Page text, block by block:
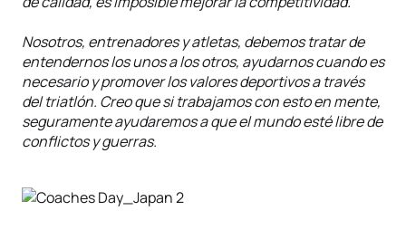
Nosotros, entrenadores y atletas, debemos tratar de
entendernos los unos a los otros, ayudarnos cuando es
necesario y promover los valores deportivos a través
del triatlón. Creo que si trabajamos con esto en mente,
seguramente ayudaremos a que el mundo esté libre de
conflictos y guerras.